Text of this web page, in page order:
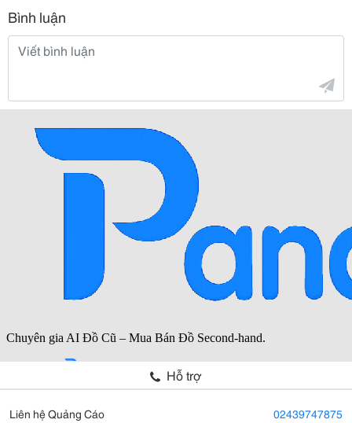
Bình luận
Hỗ trợ
Liên hệ Quảng Cáo 02439747875